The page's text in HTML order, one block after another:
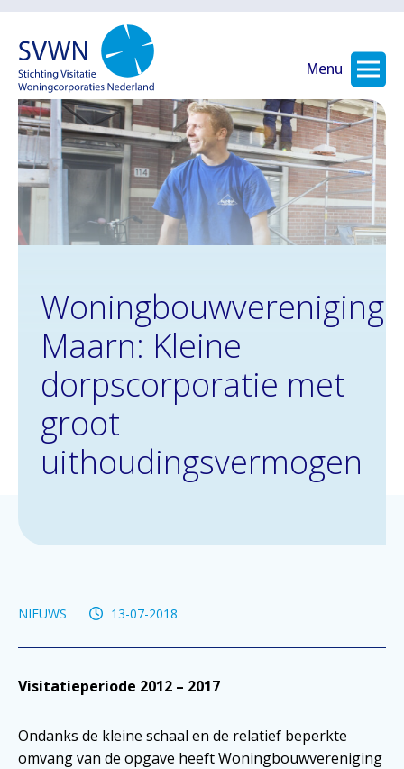
Menu
Woningbouwvereniging
Maarn: Kleine
dorpscorporatie met
groot
uithoudingsvermogen
NIEUWS 13-07-2018
Visitatieperiode 2012 – 2017
Ondanks de kleine schaal en de relatief beperkte
omvang van de opgave heeft Woningbouwvereniging